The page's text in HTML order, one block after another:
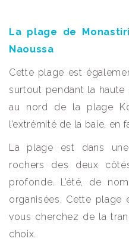
La plage de
Naoussa
Cette plage est
surtout pendant la haute
au nord de la plage
l’extrémité de la baie, en
La plage est dans
rochers des deux
profonde. L’été, de
organisées. Cette
vous cherchez de la
choix.